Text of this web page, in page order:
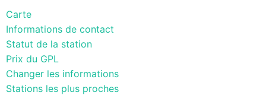
Carte
Informations de contact
Statut de la station
Prix du GPL
Changer les informations
Stations les plus proches